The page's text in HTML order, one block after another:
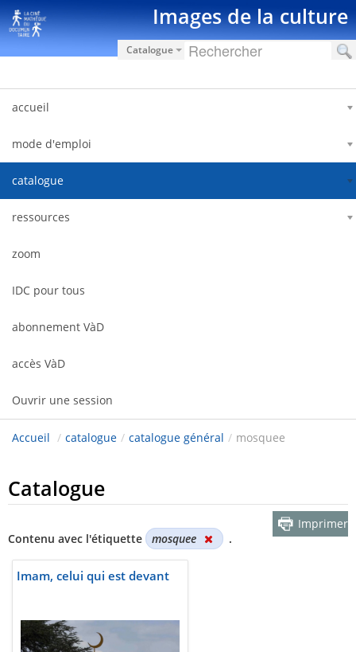
Saut au contenu Images de la culture
Catalogue
accueil
mode d'emploi
catalogue
ressources
zoom
IDC pour tous
abonnement VàD
accès VàD
Ouvrir une session
Accueil / catalogue / catalogue général / mosquee
Catalogue
Contenu avec l'étiquette mosquee .
Imprimer
Imam, celui qui est devant